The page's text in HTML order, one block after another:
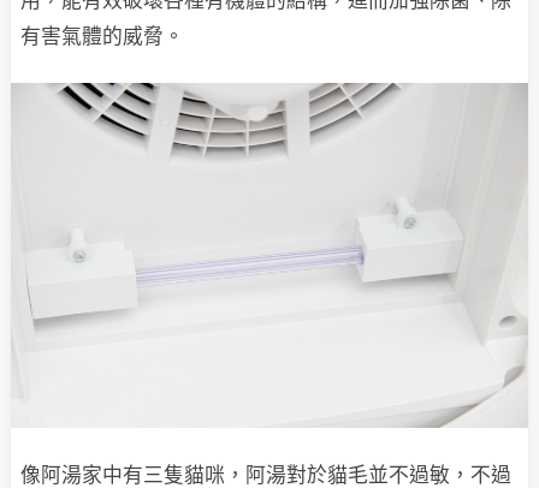
有害氣體的威脅。
像阿湯家中有三隻貓咪，阿湯對於貓毛並不過敏，不過